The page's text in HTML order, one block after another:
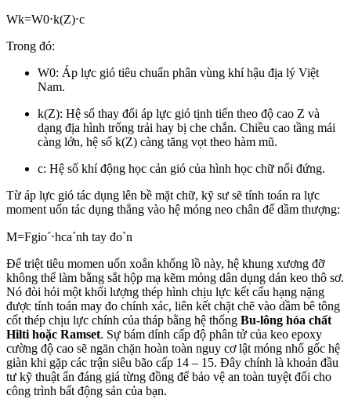
Wk=W0⋅k(Z)⋅c
Trong đó:
W0: Áp lực gió tiêu chuẩn phân vùng khí hậu địa lý Việt
Nam.
k(Z): Hệ số thay đổi áp lực gió tịnh tiến theo độ cao Z và
dạng địa hình trống trải hay bị che chắn. Chiều cao tầng mái
càng lớn, hệ số k(Z) càng tăng vọt theo hàm mũ.
c: Hệ số khí động học cản gió của hình học chữ nổi đứng.
Từ áp lực gió tác dụng lên bề mặt chữ, kỹ sư sẽ tính toán ra lực
moment uốn tác dụng thẳng vào hệ móng neo chân đế dầm thượng:
M=Fgioˊ⋅hcaˊnh tay đoˋn
Để triệt tiêu momen uốn xoắn khổng lồ này, hệ khung xương đỡ
không thể làm bằng sắt hộp mạ kẽm mỏng dân dụng dán keo thô sơ.
Nó đòi hỏi một khối lượng thép hình chịu lực kết cấu hạng nặng
được tính toán may đo chính xác, liên kết chặt chẽ vào dầm bê tông
cốt thép chịu lực chính của tháp bằng hệ thống Bu-lông hóa chất
Hilti hoặc Ramset. Sự bám dính cấp độ phân tử của keo epoxy
cường độ cao sẽ ngăn chặn hoàn toàn nguy cơ lật móng nhổ gốc hệ
giàn khi gặp các trận siêu bão cấp 14 – 15. Đây chính là khoản đầu
tư kỹ thuật ẩn đáng giá từng đồng để bảo vệ an toàn tuyệt đối cho
công trình bất động sản của bạn.